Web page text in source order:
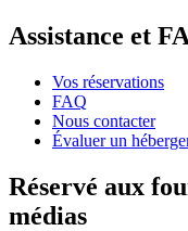
Assistance et
Vos réservations
FAQ
Nous contacter
Évaluer un
Réservé aux
médias